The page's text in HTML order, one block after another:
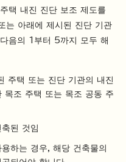
택 내진 진단 보조 제도를
는 아래에 제시된 진단 기관
음의 1부터 5까지 모두 해
주택 또는 진단 기관의 내진
목조 주택 또는 목조 공동 주
된 것임
하는 경우, 해당 건축물의